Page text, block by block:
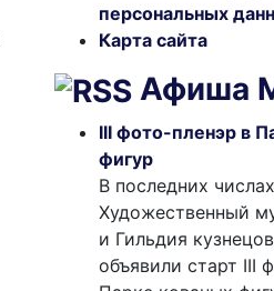
персональных
Карта сайта
Афиша
III фото-пленэр в
фигур
В последних
Художественный
и Гильдия
объявили старт III